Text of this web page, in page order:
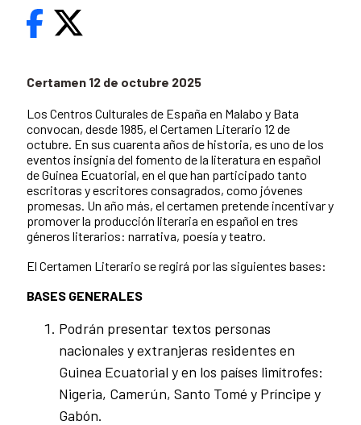
Certamen 12 de octubre 2025
Los Centros Culturales de España en Malabo y Bata
convocan, desde 1985, el Certamen Literario 12 de
octubre. En sus cuarenta años de historia, es uno de los
eventos insignia del fomento de la literatura en español
de Guinea Ecuatorial, en el que han participado tanto
escritoras y escritores consagrados, como jóvenes
promesas. Un año más, el certamen pretende incentivar y
promover la producción literaria en español en tres
géneros literarios: narrativa, poesía y teatro.
El Certamen Literario se regirá por las siguientes bases:
BASES GENERALES
Podrán presentar textos personas
nacionales y extranjeras residentes en
Guinea Ecuatorial y en los países limítrofes:
Nigeria, Camerún, Santo Tomé y Príncipe y
Gabón.